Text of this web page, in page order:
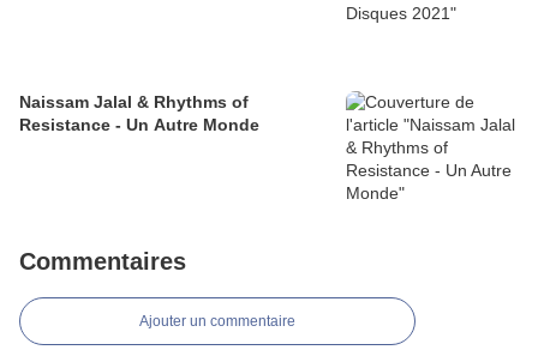
Naissam Jalal & Rhythms of
Resistance - Un Autre Monde
Commentaires
Ajouter un commentaire